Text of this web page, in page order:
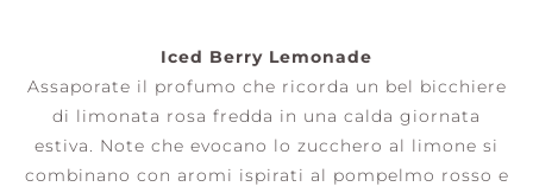
Iced Berry Lemonade
Assaporate il profumo che ricorda un bel bicchiere
di limonata rosa fredda in una calda giornata
estiva. Note che evocano lo zucchero al limone si
combinano con aromi ispirati al pompelmo rosso e